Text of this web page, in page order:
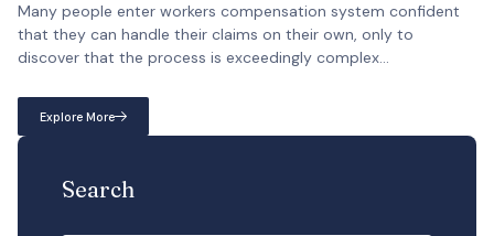
Many people enter workers compensation system confident
that they can handle their claims on their own, only to
discover that the process is exceedingly complex...
Explore More
Search